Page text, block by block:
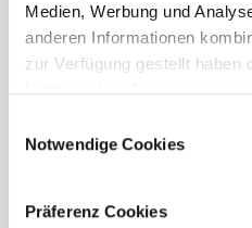
Medien, Werbung und
anderen Informationen
zur Verfügung gestellt haben
Nutzung ihrer Dienste
Selection
Notwendige Cookies
Präferenz Cookies